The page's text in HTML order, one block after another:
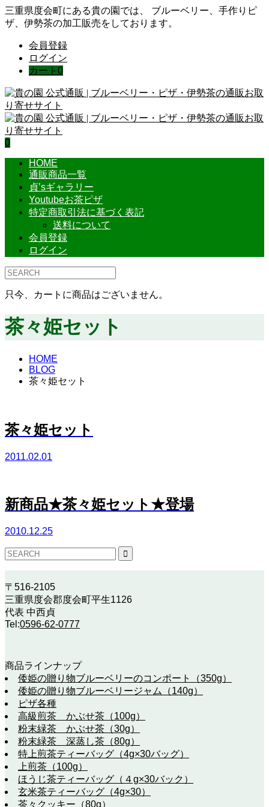
三重県度会町にある貴の園では、 ブルーベリー、手作りピ
ザ、伊勢茶の加工販売をしております。
会員登録
ログイン
カート 0
0
HOME
通販商品一覧
貞’sギャラリー
Youtubeお茶ピザ
特定商取引法に基づく表記
送料について
会員登録
ログイン
只今、カートに商品はございません。
茶々姫セット
HOME
BLOG
茶々姫セット
茶々姫セット
2011.02.01
新商品★茶々姫セット★登場
2010.12.25
〒516-2105
三重県度会郡度会町平生1126
代表 中西貞
Tel:0596-62-0777
商品ラインナップ
倭姫の贈り物ブルーベリーのコンポート（350g）
倭姫の贈り物ブルーベリージャム（140g）
ピザ各種
高級煎茶 かぶせ茶（100g）
粉末緑茶 かぶせ茶（30g）
粉末緑茶 深蒸し茶（80g）
特上煎茶ティーバッグ（4g×30バッグ）
上煎茶（100g）
ほうじ茶ティーバッグ（４g×30バック）
玄米茶ティーバッグ（4g×30）
茶々クッキー（80g）